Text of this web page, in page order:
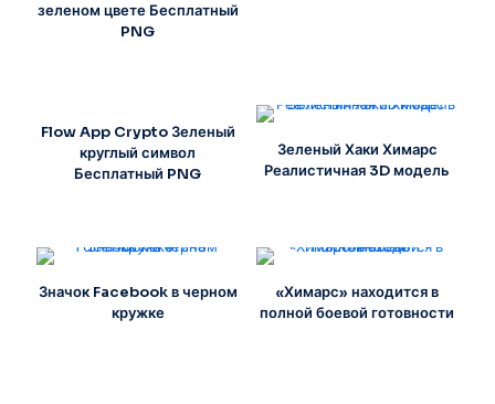
зеленом цвете Бесплатный
PNG
Flow App Crypto Зеленый
круглый символ
Бесплатный PNG
Зеленый Хаки Химарс
Реалистичная 3D модель
Значок Facebook в черном
кружке
«Химарс» находится в
полной боевой готовности